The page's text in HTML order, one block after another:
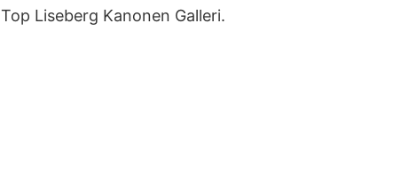
Top Liseberg Kanonen Galleri.